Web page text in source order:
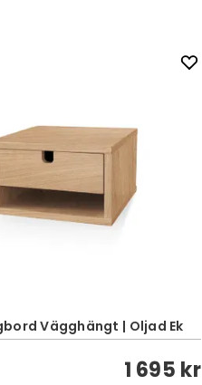
Vägghängt | Oljad Ek
1 695 kr